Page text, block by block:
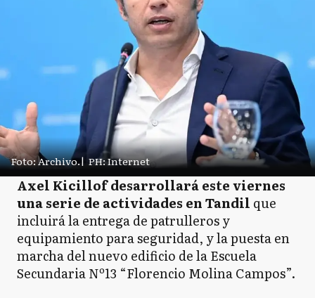
Foto: Archivo.| PH: Internet
Axel Kicillof desarrollará este viernes
una serie de actividades en Tandil que
incluirá la entrega de patrulleros y
equipamiento para seguridad, y la puesta en
marcha del nuevo edificio de la Escuela
Secundaria Nº13 “Florencio Molina Campos”.